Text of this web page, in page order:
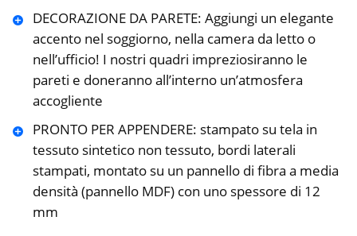
DECORAZIONE DA PARETE: Aggiungi un elegante
accento nel soggiorno, nella camera da letto o
nell’ufficio! I nostri quadri impreziosiranno le
pareti e doneranno all’interno un’atmosfera
accogliente
PRONTO PER APPENDERE: stampato su tela in
tessuto sintetico non tessuto, bordi laterali
stampati, montato su un pannello di fibra a media
densità (pannello MDF) con uno spessore di 12
mm